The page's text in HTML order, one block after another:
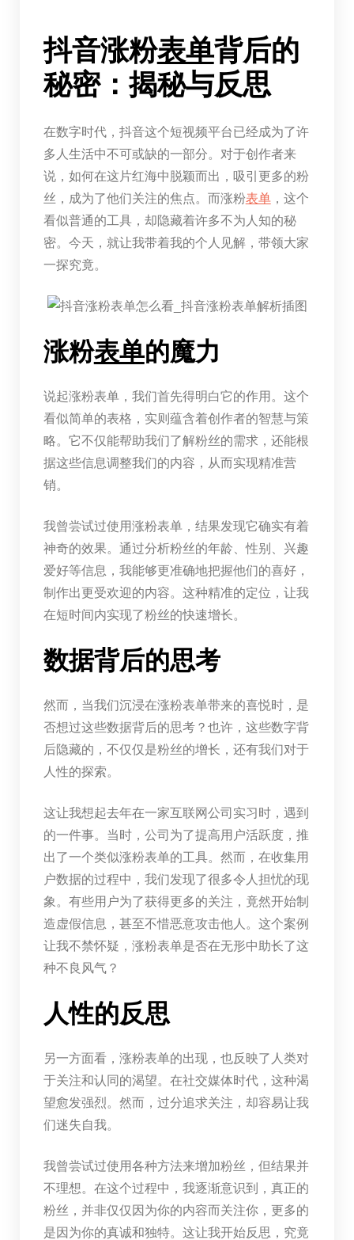
抖音涨粉表单背后的
秘密：揭秘与反思
在数字时代，抖音这个短视频平台已经成为了许
多人生活中不可或缺的一部分。对于创作者来
说，如何在这片红海中脱颖而出，吸引更多的粉
丝，成为了他们关注的焦点。而涨粉表单，这个
看似普通的工具，却隐藏着许多不为人知的秘
密。今天，就让我带着我的个人见解，带领大家
一探究竟。
涨粉表单的魔力
说起涨粉表单，我们首先得明白它的作用。这个
看似简单的表格，实则蕴含着创作者的智慧与策
略。它不仅能帮助我们了解粉丝的需求，还能根
据这些信息调整我们的内容，从而实现精准营
销。
我曾尝试过使用涨粉表单，结果发现它确实有着
神奇的效果。通过分析粉丝的年龄、性别、兴趣
爱好等信息，我能够更准确地把握他们的喜好，
制作出更受欢迎的内容。这种精准的定位，让我
在短时间内实现了粉丝的快速增长。
数据背后的思考
然而，当我们沉浸在涨粉表单带来的喜悦时，是
否想过这些数据背后的思考？也许，这些数字背
后隐藏的，不仅仅是粉丝的增长，还有我们对于
人性的探索。
这让我想起去年在一家互联网公司实习时，遇到
的一件事。当时，公司为了提高用户活跃度，推
出了一个类似涨粉表单的工具。然而，在收集用
户数据的过程中，我们发现了很多令人担忧的现
象。有些用户为了获得更多的关注，竟然开始制
造虚假信息，甚至不惜恶意攻击他人。这个案例
让我不禁怀疑，涨粉表单是否在无形中助长了这
种不良风气？
人性的反思
另一方面看，涨粉表单的出现，也反映了人类对
于关注和认同的渴望。在社交媒体时代，这种渴
望愈发强烈。然而，过分追求关注，却容易让我
们迷失自我。
我曾尝试过使用各种方法来增加粉丝，但结果并
不理想。在这个过程中，我逐渐意识到，真正的
粉丝，并非仅仅因为你的内容而关注你，更多的
是因为你的真诚和独特。这让我开始反思，究竟